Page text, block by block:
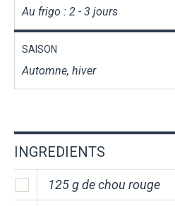
Au frigo : 2 - 3 jours
SAISON
Automne, hiver
INGREDIENTS
125 g de chou rouge